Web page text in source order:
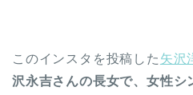
このインスタを投稿した 矢沢
沢永吉さんの長女で、女性シ